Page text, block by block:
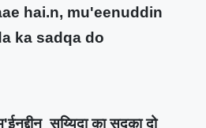
hai.n, mu'eenuddin
ka sadqa do
सय्यिदा का सदक़ा दो